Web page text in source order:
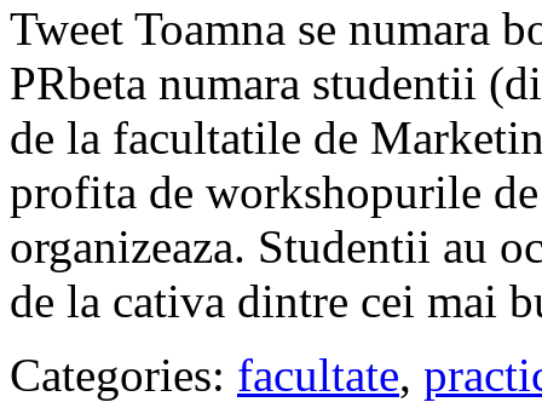
Tweet Toamna se numara
PRbeta numara studentii
de la facultatile de
profita de workshopurile
organizeaza. Studentii au
de la cativa dintre cei mai
Categories: facultate,